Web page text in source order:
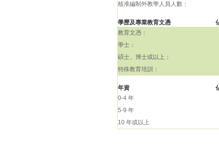
核准編制外教學人員人數：
學歷及專業教育文憑
教育文憑：
學士：
碩士、博士或以上：
特殊教育培訓：
年資
0-4 年
5-9 年
10 年或以上